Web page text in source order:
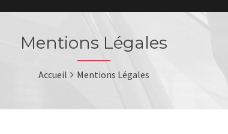
Mentions Légales
Accueil Mentions Légales